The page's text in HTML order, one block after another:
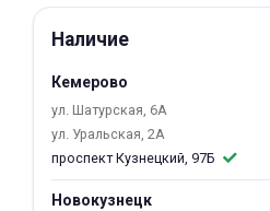
Наличие
Кемерово
ул. Шатурская, 6А
ул. Уральская, 2А
проспект Кузнецкий, 97Б
Новокузнецк
Оставшиеся75% будут
списываться
Подробнее
об оплате Плайтом